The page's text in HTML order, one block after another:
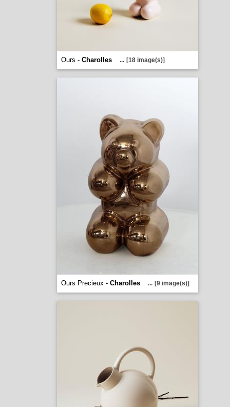
Ours - Charolles ... [18 image(s)]
Ours Precieux - Charolles ... [9 image(s)]